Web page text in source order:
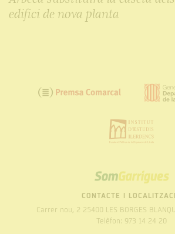
edifici de nova planta
SOM
GARRIGUES
CONTACTE I
Carrer nou, 2 25400 LES BORGES
Telèfon: 973 14 24 20